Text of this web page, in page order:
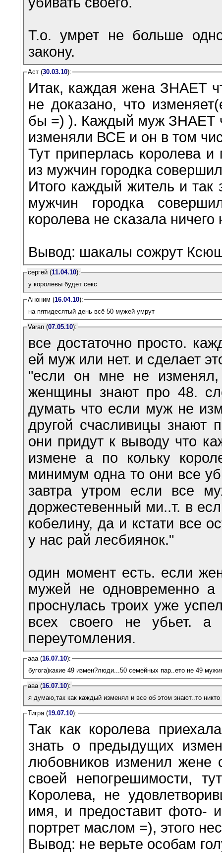
Т.о. умрет не больше
закону.
Аст (30.03.10):
Итак, каждая жена ЗНАЕТ
не доказано, что
бы =) ). Каждый муж ЗНАЕТ
изменяли ВСЕ и он в том
Тут приперлась королева
из мужчин городка
Итого каждый житель и так
мужчин городка
королева не сказала ничего
Вывод: шакалы сожрут
сергей (11.04.10):
у королевы будет секс
Аноним (16.04.10):
на пятидесятый день всё 50 мужей умрут
Varan (07.05.10):
все достаточно просто.
ей муж или нет. и сделает
"если он мне не
женщины знают про 48.
думать что если муж не
другой счасливицы знают
они придут к выводу что
измене а по кольку
минимум одна то они все
завтра утром если все
доржестевенный ми..т. в
кобелину, да и кстати все
у нас рай лесбиянок."
один момент есть. если
мужей не одновременно а
проснулась троих уже
всех своего не убьет.
переутомления.
ааа (16.07.10):
бугога)какие 49 измен?люди...50 семейных пар..ето не 49
ааа (16.07.10):
я думаю,так как каждый изменял и все об этом знают..то никто
Тигра (19.07.10):
Так как королева
знать о предыдущих
любовников изменил жене
своей непогрешимости,
Королева, не
имя, и предоставит фото-
портрет маслом =), этого
Вывод: не верьте особам